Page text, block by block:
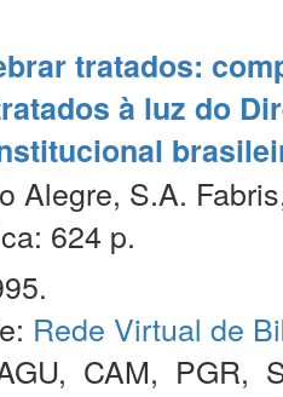
tratados:
à luz do
Alegre, S.A.
624 p.
Rede Virtual de
, CAM, PGR,